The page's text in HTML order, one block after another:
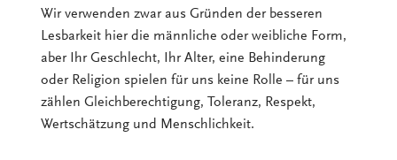
Wir verwenden zwar aus Gründen der besseren
Lesbarkeit hier die männliche oder weibliche Form,
aber Ihr Geschlecht, Ihr Alter, eine Behinderung
oder Religion spielen für uns keine Rolle – für uns
zählen Gleichberechtigung, Toleranz, Respekt,
Wertschätzung und Menschlichkeit.